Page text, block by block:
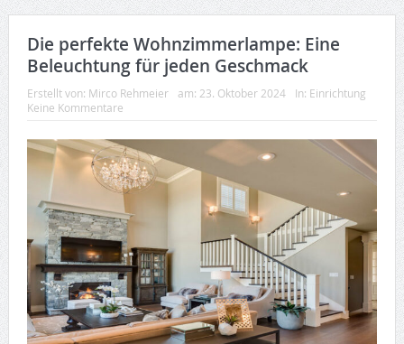
Die perfekte Wohnzimmerlampe: Eine
Beleuchtung für jeden Geschmack
Erstellt von: Mirco Rehmeier am: 23. Oktober 2024 In: Einrichtung
Keine Kommentare